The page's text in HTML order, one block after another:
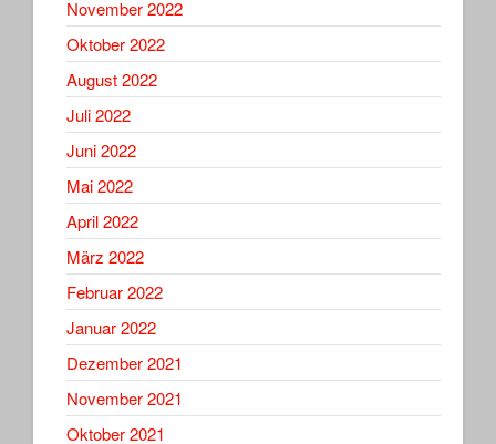
November 2022
Oktober 2022
August 2022
Juli 2022
Juni 2022
Mai 2022
April 2022
März 2022
Februar 2022
Januar 2022
Dezember 2021
November 2021
Oktober 2021